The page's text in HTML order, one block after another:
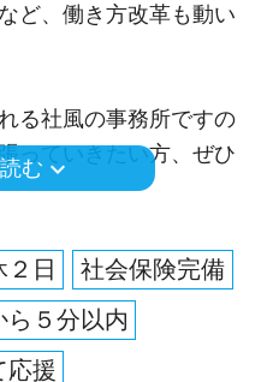
ど、働き方改革も動い
る社風の事務所ですの
っていきたい方、ぜひ
行っているように、不
る資産家に特化した会
む keyboard_arrow_down
２日
社会保険完備
ら５分以内
応援